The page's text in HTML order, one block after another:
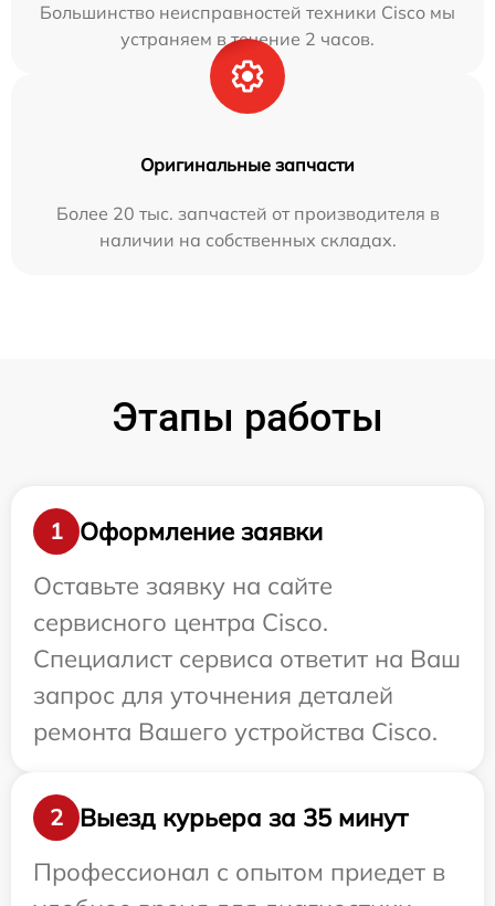
Большинство неисправностей техники Cisco мы
устраняем в течение 2 часов.
Оригинальные запчасти
Более 20 тыс. запчастей от производителя в
наличии на собственных складах.
Этапы работы
1
Оформление заявки
Оставьте заявку на сайте
сервисного центра Cisco.
Специалист сервиса ответит на Ваш
запрос для уточнения деталей
ремонта Вашего устройства Cisco.
2
Выезд курьера за 35 минут
Профессионал с опытом приедет в